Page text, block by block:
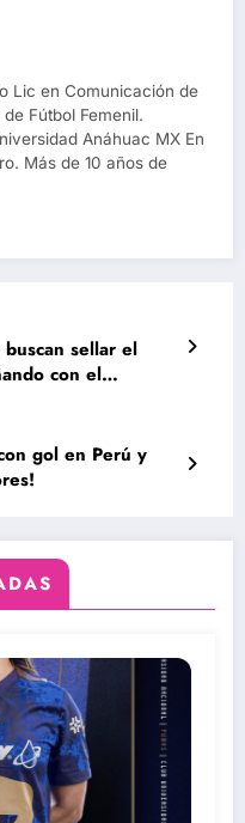
Lic en Comunicación de
Fútbol Femenil.
Anáhuac MX En
Más de 10 años de
sellar el
con el
gol en Perú y